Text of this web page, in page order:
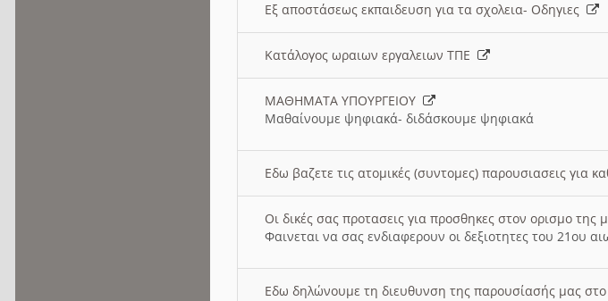
Εξ αποστάσεως εκπαιδευση για τα σχολεια- Οδηγιες
Κατάλογος ωραιων εργαλειων ΤΠΕ
ΜΑΘΗΜΑΤΑ ΥΠΟΥΡΓΕΙΟΥ
Μαθαίνουμε ψηφιακά- διδάσκουμε ψηφιακά
Εδω βαζετε τις ατομικές (συντομες) παρουσιασεις για
Οι δικές σας προτασεις για προσθηκες στον ορισμο
Φαινεται να σας ενδιαφερουν οι δεξιοτητες του 21ου
Εδω δηλώνουμε τη διευθυνση της παρουσίασής μας